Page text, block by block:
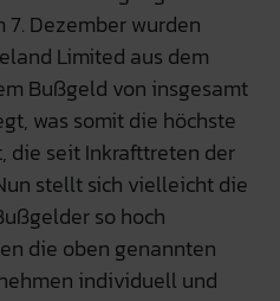
Dezember wurden
Limited aus dem
Bußgeld von insgesamt
was somit die höchste
die seit Inkrafttreten der
stellt sich vielleicht die
so hoch
die oben genannten
individuell und